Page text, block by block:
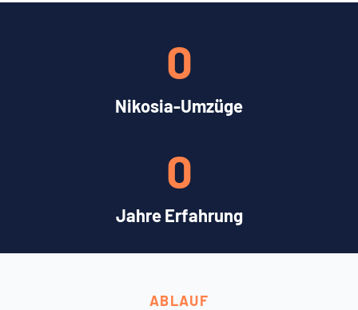
Nikosia-Umzüge
0
Jahre Erfahrung
0
ABLAUF